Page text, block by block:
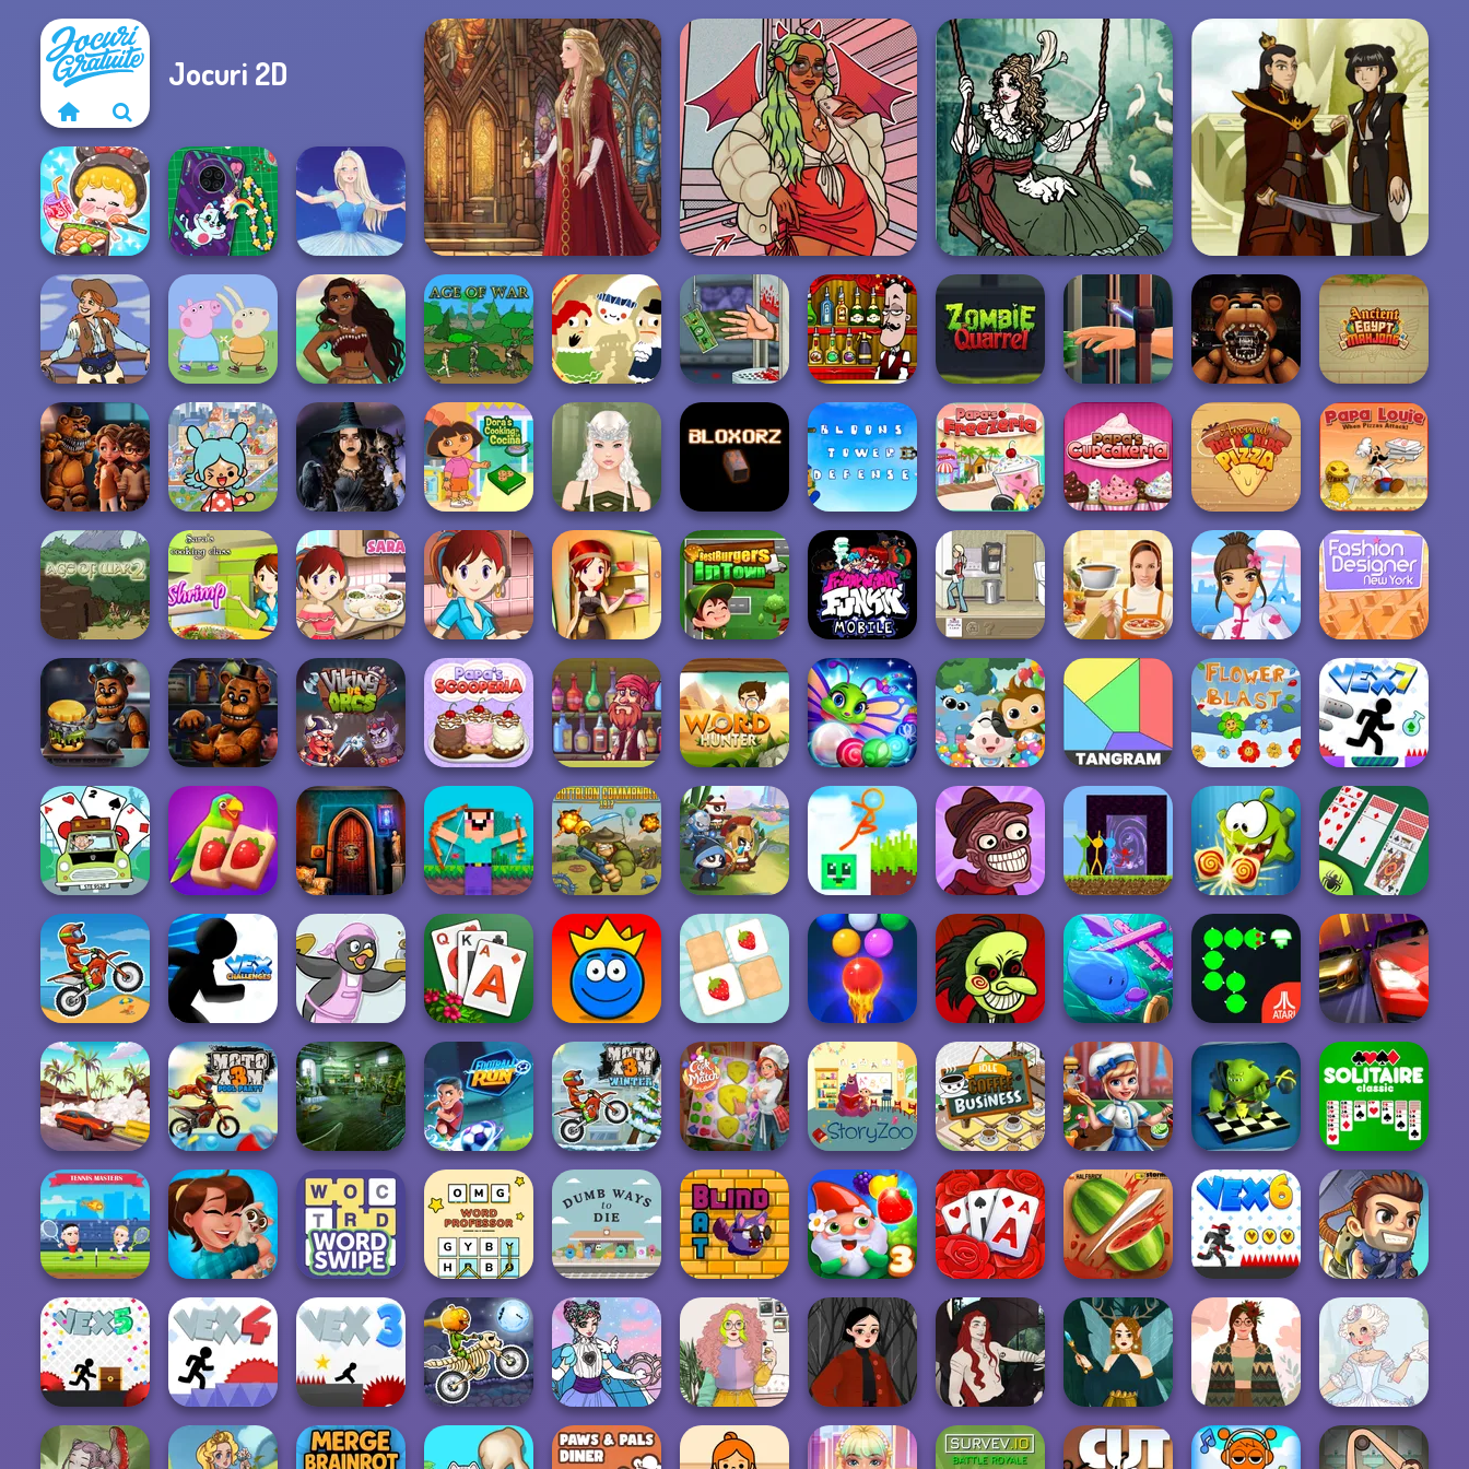
Jocuri 2D
Medieval Doll https://www.dolldivine.com/mei... Moonlit Masquerade Firebender Zuko
ASMR Girl:
Livestream
Mukbang
DIY Phone Case
Shop
Ice Ballerina
Cowgirl
Peppa Pig
Character
Creator
Polynesian
Princess Moana
Age of War Haunt the House
Handless
Millionaire
Bartender The
Right Mix
Zombie Quarrel
Hand Me The
Goods
FNAF: Night at
the Dentist
Ancient Egypt
Mahjong
FNAF Horror At
Home
Toca Boca
Everything
Unlocked
Mystic Coven The
Sisterhood of...
Dora Cooking in
la Cucina
Elven Makeover Bloxorz
Bloons Tower
Defense
Papa's Freezeria
Papa's
Cupcakeria
Around the
Worlds Pizza
Papa Louie:
When Pizzas
Attack
Age of War 2
Sara's Cooking
Class - Garlic...
Sara's Cooking
Class: Burritos
Sara's Cooking
Class Lentil So...
Sara's Cooking
Class:
Thanksgi...
Best Burgers In
Town
Friday Night
Funkin': Foned
In...
The Waitress Whats For Dinner
Fashion
Designer World
Tour
Fashion
Designer New
York
FNAF Burger FNAF Bartender Viking vs Orcs
Papa's
Scooperia
Pirate Bartender
Captain's Gro...
Word Hunter
Marble Puzzle
Blast
Dr. Panda
Daycare
Tangram Flower Blast Vex 7
Mr Bean Solitaire
Adventures
Solitaire
Mahjong Juicy
100 Doors:
Escape Room
Noob vs 1000
Zombies!
Battalion
Commander 1917
Panda Legend
Stickman
Parkour 2: Lucky
Bloc...
Trollface Quest:
Horror 2
Stickman
Parkour Skyland
Om Nom
Connect Classic
Best Classic
Spider Solitaire
Moto X3M VEX Challenges Penguin Diner
Solitaire Story
TriPeaks
Ball Tales - The
Holy Treasure
Memory Match
Puzzle
Bubble Shooter
Free 2
Trollface Quest:
Horror
Mini Swim Atari Centipede Drag Racing City
Drifting Mania
Moto X3M Pool
Party
Robot Bar: Spot
the Difference...
Football Run Moto X3M Winter
Cook and Match:
Sara's Adventu...
StoryZoo Games
Idle Coffee
Business
Cooking Scene
Checkers RPG:
Online PvP
Battl...
Solitaire Classic
Tennis Masters Mahjong Story 2 Word Swipe
OMG Word
Professor
Dumb Ways to
Die
Blind Bat Garden Tales 3
Solitaire TriPeaks
Garden
Fruit Ninja Vex 6 Jetpack Joyride